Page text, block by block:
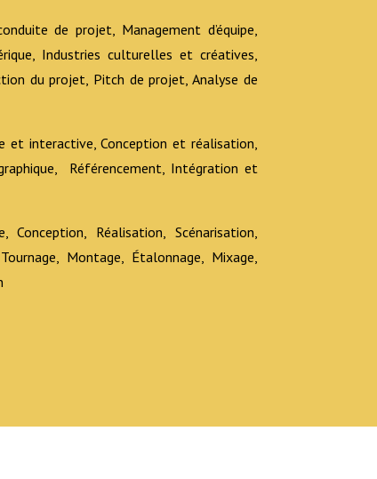
de projet, Management d’équipe,
Industries culturelles et créatives,
du projet, Pitch de projet, Analyse de
et interactive, Conception et réalisation,
Référencement, Intégration et
Conception, Réalisation, Scénarisation,
Montage, Étalonnage, Mixage,